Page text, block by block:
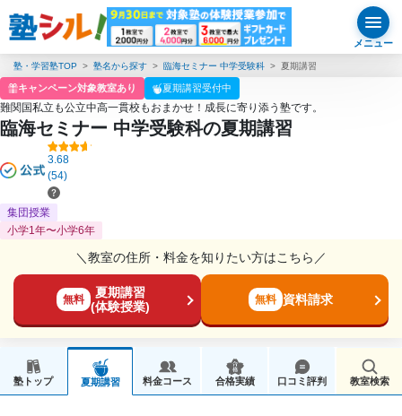
メニュー
塾・学習塾TOP 塾名から探す 臨海セミナー 中学受験科 夏期講習
キャンペーン対象教室あり 夏期講習受付中
難関国私立も公立中高一貫校もおまかせ！成長に寄り添う塾です。
臨海セミナー 中学受験科の夏期講習
3.68
(54)
集団授業
小学1年〜小学6年
＼教室の住所・料金を知りたい方はこちら／
無料
夏期講習
(体験授業)
無料 資料請求
塾トップ 夏期講習 料金コース 合格実績 口コミ評判 教室検索